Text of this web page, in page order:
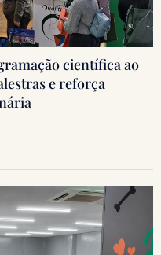
científica ao
e reforça